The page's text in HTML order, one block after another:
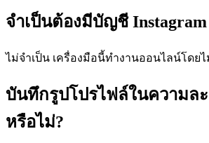
จำเป็นต้องมีบัญชี
ไม่จำเป็น เครื่องมือนี้ทำงานออนไลน์โดย
บันทึกรูปโปรไฟล์ในความละ
หรือไม่?